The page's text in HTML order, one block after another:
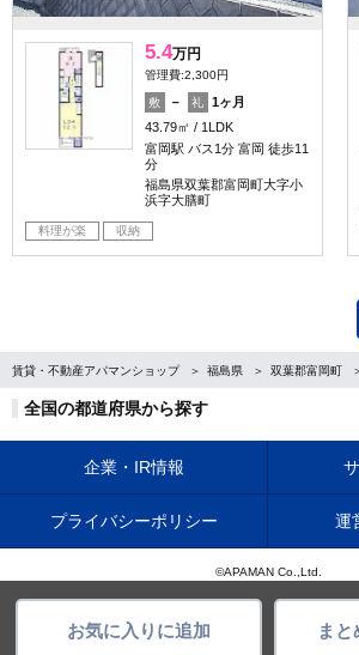
お気に入りに追加 ま
5.4万円
管理費:2,300円
敷 － 礼
1ヶ月
43.79㎡
1LDK
富岡駅 バス1分 富岡 徒歩11
分
福島県双葉郡富岡町大字小
浜字大膳町
料理が楽 収納
賃貸・不動産アパマンショップ 福島県 双葉郡富岡町
全国の都道府県から探す
企業・IR情報
プライバシーポリシー 運
©APAMAN Co.,Ltd.